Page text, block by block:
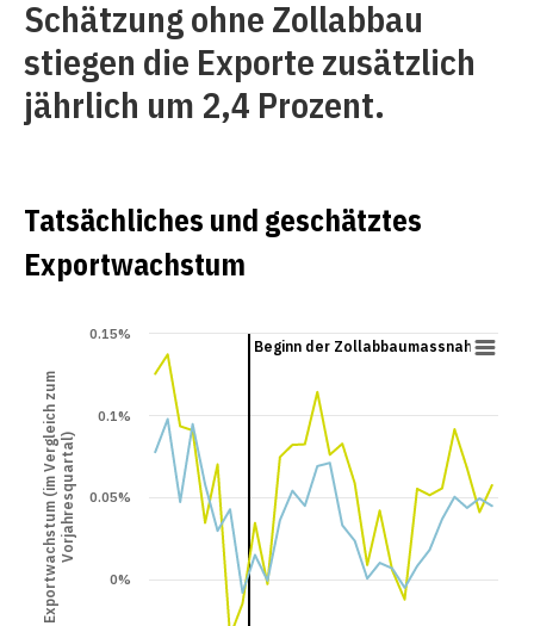
Schätzung ohne Zollabbau
stiegen die Exporte zusätzlich
jährlich um 2,4 Prozent.
Tatsächliches und geschätztes
Exportwachstum
Exportwachstum (im Vergleich zumVorjahresquartal)
Beginn der Zollabbaumassnahm…
0%
0.05%
0.1%
0.15%